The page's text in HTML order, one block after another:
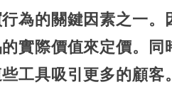
為的關鍵因素之一
實際價值來定價。
工具吸引更多的顧客。